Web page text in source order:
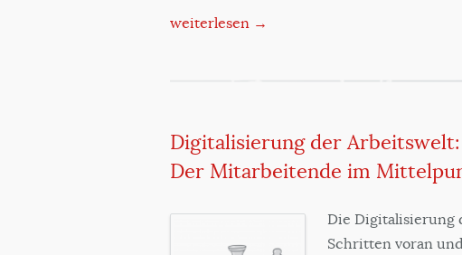
weiterlesen →
Digitalisierung der Arbeitswelt:
Der Mitarbeitende im
Die Digitalisierung
Schritten voran